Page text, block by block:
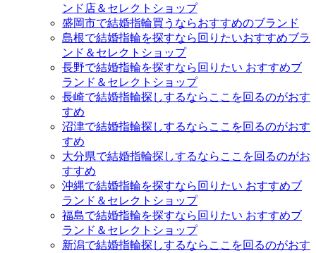
ンド店＆セレクトショップ
盛岡市で結婚指輪買うならおすすめのブランド
島根で結婚指輪を探すなら回りたいおすすめブラ
ンド＆セレクトショップ
長野で結婚指輪を探すなら回りたい おすすめブ
ランド＆セレクトショップ
長崎で結婚指輪探しするならここを回るのがおす
すめ
沼津で結婚指輪探しするならここを回るのがおす
すめ
大分県で結婚指輪探しするならここを回るのがお
すすめ
沖縄で結婚指輪を探すなら回りたい おすすめブ
ランド＆セレクトショップ
福島で結婚指輪を探すなら回りたい おすすめブ
ランド＆セレクトショップ
新潟で結婚指輪探しするならここを回るのがおす